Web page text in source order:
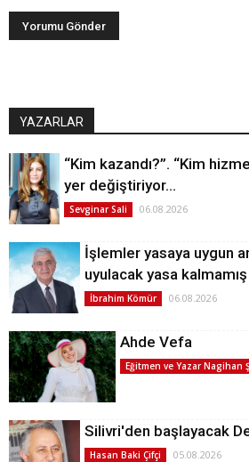
YAZARLAR
“Kim kazandı?”. “Kim
yer değiştiriyor…
Sevginar Sali 06.08.2026
İşlemler yasaya uygun
uyulacak yasa kalmamış
İbrahim Kömür 06.08.2026
Ahde Vefa
Eğitmen ve Yazar Nagihan
Silivri'den başlayacak
Hasan Baki Çifçi 05.08.2026